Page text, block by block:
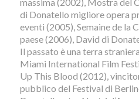
di Donatello migliore opera
eventi (2005), Semaine de la
paese (2006), David di
Il passato è una terra
Miami International Film
Up This Blood (2012),
pubblico del Festival di